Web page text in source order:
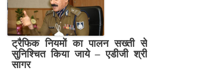
ट्रैफिक नियमों का पालन सख्ती से
सुनिश्चित किया जाये – एडीजी श्री
सागर